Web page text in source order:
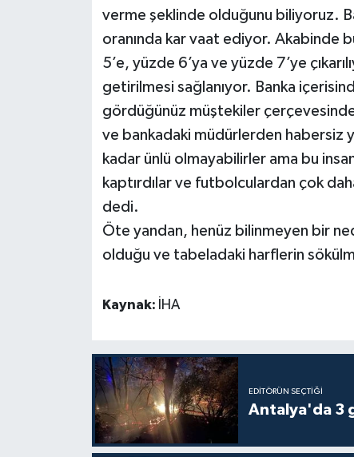
verme şeklinde olduğunu biliyoruz.
oranında kar vaat ediyor. Akabinde
5’e, yüzde 6’ya ve yüzde 7’ye
getirilmesi sağlanıyor. Banka
gördüğünüz müştekiler
ve bankadaki müdürlerden habersiz
kadar ünlü olmayabilirler ama bu
kaptırdılar ve futbolculardan çok
dedi.
Öte yandan, henüz bilinmeyen bir
olduğu ve tabeladaki harflerin
Kaynak: İHA
EDITÖRÜN SEÇTIĞI
Antalya'da 3